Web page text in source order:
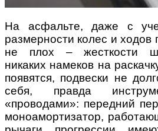
На асфальте, даже с
размерности колес и ходов
не плох – жесткости
никаких намеков на
появятся, подвески не
себя, правда
«проводами»: передний
моноамортизатор,